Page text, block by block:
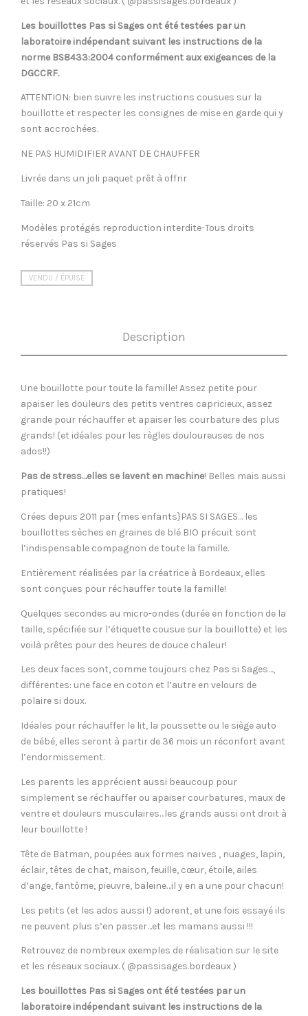
Les bouillottes Pas si Sages ont été testées par un
laboratoire indépendant suivant les instructions de la
norme BS8433:2004 conformément aux exigeances de la
DGCCRF.
ATTENTION: bien suivre les instructions cousues sur la
bouillotte et respecter les consignes de mise en garde qui y
sont accrochées.
NE PAS HUMIDIFIER AVANT DE CHAUFFER
Livrée dans un joli paquet prêt à offrir
Taille: 20 x 21cm
Modèles protégés reproduction interdite-Tous droits
réservés Pas si Sages
VENDU / ÉPUISÉ
Description
Une bouillotte pour toute la famille! Assez petite pour
apaiser les douleurs des petits ventres capricieux, assez
grande pour réchauffer et apaiser les courbature des plus
grands! (et idéales pour les règles douloureuses de nos
ados!!)
Pas de stress…elles se lavent en machine! Belles mais aussi
pratiques!
Crées depuis 2011 par {mes enfants}PAS SI SAGES… les
bouillottes sèches en graines de blé BIO précuit sont
l’indispensable compagnon de toute la famille.
Entièrement réalisées par la créatrice à Bordeaux, elles
sont conçues pour réchauffer toute la famille!
Quelques secondes au micro-ondes (durée en fonction de la
taille, spécifiée sur l’étiquette cousue sur la bouillotte) et les
voilà prêtes pour des heures de douce chaleur!
Les deux faces sont, comme toujours chez Pas si Sages…,
différentes: une face en coton et l’autre en velours de
polaire si doux.
Idéales pour réchauffer le lit, la poussette ou le siège auto
de bébé, elles seront à partir de 36 mois un réconfort avant
l’endormissement.
Les parents les apprécient aussi beaucoup pour
simplement se réchauffer ou apaiser courbatures, maux de
ventre et douleurs musculaires…les grands aussi ont droit à
leur bouillotte !
Tête de Batman, poupées aux formes naïves , nuages, lapin,
éclair, têtes de chat, maison, feuille, cœur, étoile, ailes
d’ange, fantôme, pieuvre, baleine…il y en a une pour chacun!
Les petits (et les ados aussi !) adorent, et une fois essayé ils
ne peuvent plus s’en passer…et les mamans aussi !!!
Retrouvez de nombreux exemples de réalisation sur le site
et les réseaux sociaux. ( @passisages.bordeaux )
Les bouillottes Pas si Sages ont été testées par un
laboratoire indépendant suivant les instructions de la